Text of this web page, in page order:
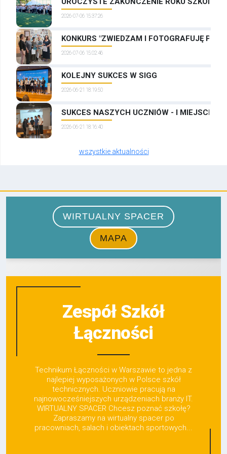
2026-07-06 15:37:26
KONKURS "ZWIEDZAM I FOTOGRAFUJĘ
2026-07-06 15:02:46
KOLEJNY SUKCES W SIGG
2026-06-21 18:19:50
SUKCES NASZYCH UCZNIÓW - I MIEJSCE W
2026-06-21 18:16:40
wszystkie aktualności
Zespół Szkół
Łączności
Technikum Łączności w Warszawie to jedna z
najlepiej wyposażonych w Polsce szkół
technicznych. Uczniowie pracują na
najnowocześniejszych urządzeniach branży IT.
WIRTUALNY SPACER Chcesz poznać szkołę?
Zapraszamy na wirtualny spacer po
pracowniach, salach i obiektach sportowych...